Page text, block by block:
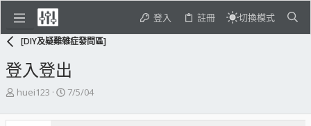
登入 註冊 切換模式
[DIY及疑難雜症發問區]
登入登出
主
發
huei123
開
日
7/5/04